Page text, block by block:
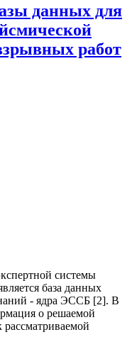
данных для
работ
системы
база данных
- ядра ЭССБ [2]. В
о решаемой
рассматриваемой